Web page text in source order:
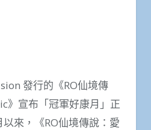
發行的《RO仙境傳
》宣布「冠軍好康月」正
來，《RO仙境傳說：愛